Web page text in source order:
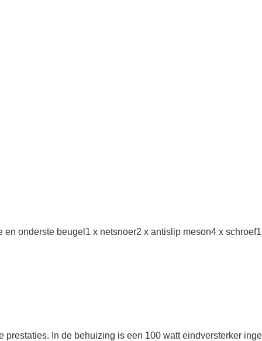
onderste beugel1 x netsnoer2 x antislip meson4 x
In de behuizing is een 100 watt eindversterker